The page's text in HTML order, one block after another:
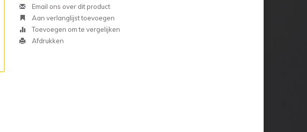
Email ons over dit product
Aan verlanglijst toevoegen
Toevoegen om te vergelijken
Afdrukken